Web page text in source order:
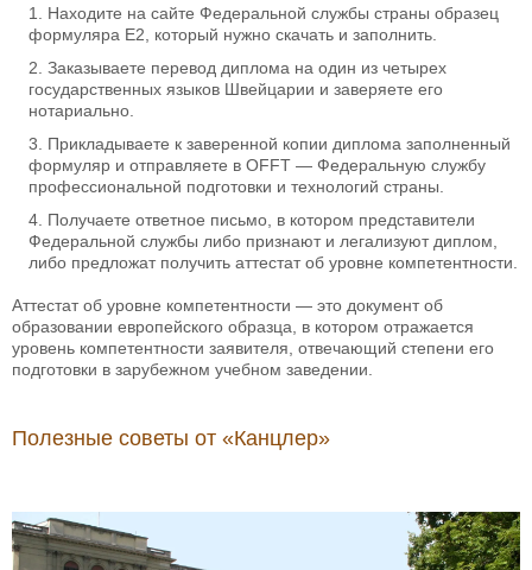
Находите на сайте Федеральной службы страны образец
формуляра Е2, который нужно скачать и заполнить.
Заказываете перевод диплома на один из четырех
государственных языков Швейцарии и заверяете его
нотариально.
Прикладываете к заверенной копии диплома заполненный
формуляр и отправляете в OFFT — Федеральную службу
профессиональной подготовки и технологий страны.
Получаете ответное письмо, в котором представители
Федеральной службы либо признают и легализуют диплом,
либо предложат получить аттестат об уровне компетентности.
Аттестат об уровне компетентности — это документ об
образовании европейского образца, в котором отражается
уровень компетентности заявителя, отвечающий степени его
подготовки в зарубежном учебном заведении.
Полезные советы от «Канцлер»